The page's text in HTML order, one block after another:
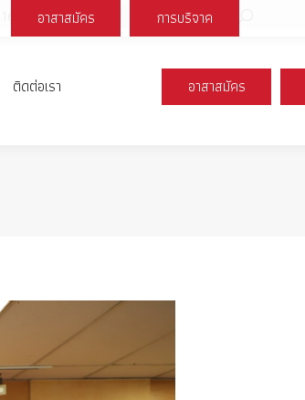
Facebook
in
X
Instagram
YouTube
opens
ติดต่อเรา อาสาสมัคร
อาสาสมัคร การบริจาค